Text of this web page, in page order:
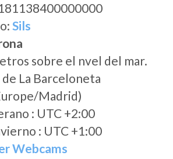
Sils
sobre el nvel del mar.
La Barceloneta
Madrid)
: UTC +2:00
: UTC +1:00
Webcams